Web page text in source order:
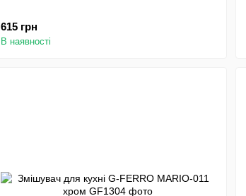
615 грн
В наявності